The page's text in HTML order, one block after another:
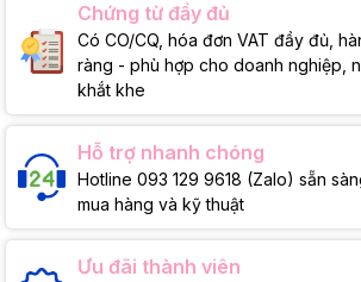
Chứng từ đầy đủ
Có CO/CQ, hóa đơn VAT đầy đủ,
ràng - phù hợp cho doanh nghiệp,
khắt khe
Hỗ trợ nhanh chóng
Hotline 093 129 9618 (Zalo) sẵn
mua hàng và kỹ thuật
Ưu đãi thành viên